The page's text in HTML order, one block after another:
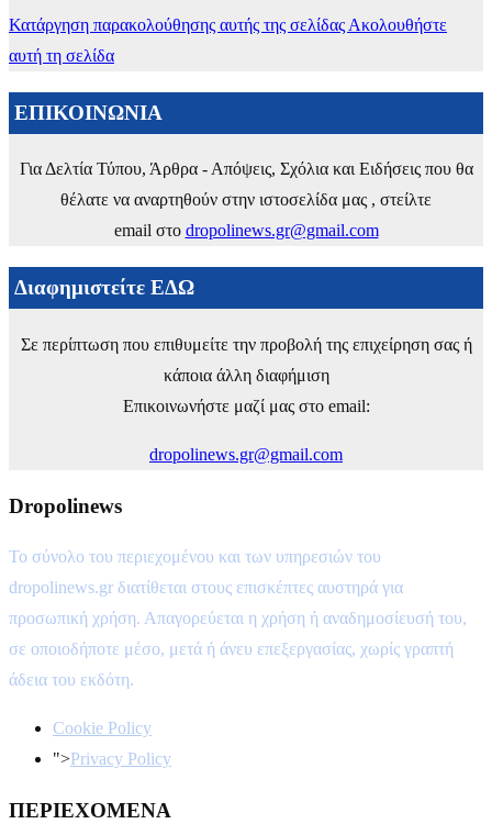
Κατάργηση παρακολούθησης αυτής της σελίδας Ακολουθήστε
αυτή τη σελίδα
ΕΠΙΚΟΙΝΩΝΙΑ
Για Δελτία Τύπου, Άρθρα - Απόψεις, Σχόλια και Ειδήσεις που θα
θέλατε να αναρτηθούν στην ιστοσελίδα μας , στείλτε
email στο dropolinews.gr@gmail.com
Διαφημιστείτε ΕΔΩ
Σε περίπτωση που επιθυμείτε την προβολή της επιχείρηση σας ή
κάποια άλλη διαφήμιση
Επικοινωνήστε μαζί μας στο email:
dropolinews.gr@gmail.com
Dropolinews
Το σύνολο του περιεχομένου και των υπηρεσιών του
dropolinews.gr διατίθεται στους επισκέπτες αυστηρά για
προσωπική χρήση. Απαγορεύεται η χρήση ή αναδημοσίευσή του,
σε οποιοδήποτε μέσο, μετά ή άνευ επεξεργασίας, χωρίς γραπτή
άδεια του εκδότη.
Cookie Policy
">Privacy Policy
ΠΕΡΙΕΧΟΜΕΝΑ